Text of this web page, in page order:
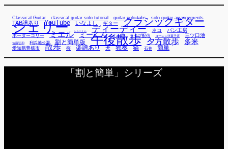
Classical Guitar classical guitar solo tutorial guitar solo tabs solo guitar arrangements
TAB譜あり YouTube いなよし ギター クラシックギター
シェリー シューくん ディーディー ネコ パン工房
ボーダーコリー ミエル ミーくん ミー君 ライブ配信 ローレン洋菓子店 三ツ口池
佐藤弘和 利兵池公園 割と簡単版 午後散歩 夕方散歩 多米
愛知県豊橋市 散歩 桜 楽譜あり 犬 独奏 猫 石巻 簡単
「割と簡単」シリーズ